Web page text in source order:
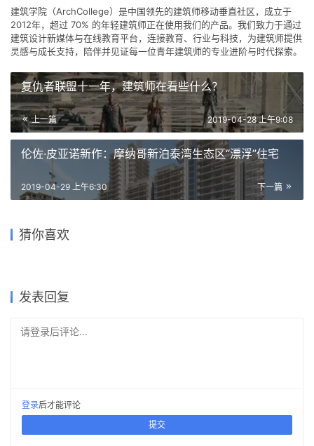
建筑学院（ArchCollege）是中国领先的建筑师移动垂直社区，成立于
2012年，超过 70% 的年轻建筑师正在使用我们的产品。我们致力于通过
建筑设计新媒体与在线教育平台，连接教育、行业与科技，为建筑师提供
灵感与成长支持，陪伴并见证每一位青年建筑师的专业进阶与时代探索。
复仇者联盟十一年，建筑师在看些什么？
上一篇 2019-04-28 上午9:08
伦佐·皮亚诺新作：摩纳哥新泊泰湾生态区“漂浮”住宅
下一篇
2019-04-29 上午6:30
猜你喜欢
马岩松MAD事务所
深圳外国语学校宝安学校 / 华
发表回复
请登录后评论...
登录后才能评论
提交